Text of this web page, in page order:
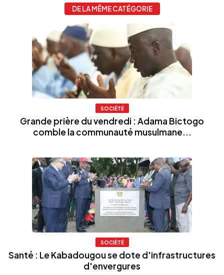
DE LA MÊME CATÉGORIE
SOCIÉTÉ
Grande prière du vendredi : Adama Bictogo
comble la communauté musulmane...
SOCIÉTÉ
Santé : Le Kabadougou se dote d'infrastructures
d'envergures